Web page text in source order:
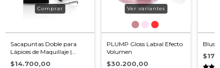
Sacapuntas Doble para
Lápices de Maquillaje |
Precisión Pro
$14.700,00
PLUMP Gloss Labial Efecto
Volumen
$30.200,00
Ver variantes